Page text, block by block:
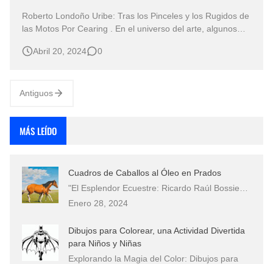
Roberto Londoño Uribe: Tras los Pinceles y los Rugidos de
las Motos Por Cearing . En el universo del arte, algunos
su destreza técnica, sino también por la profundidad de su
Abril 20, 2024 0
Antiguos
MÁS LEÍDO
Cuadros de Caballos al Óleo en Prados
"El Esplendor Ecuestre: Ricardo Raúl Bossie…
Enero 28, 2024
Dibujos para Colorear, una Actividad Divertida
para Niños y Niñas
Explorando la Magia del Color: Dibujos para